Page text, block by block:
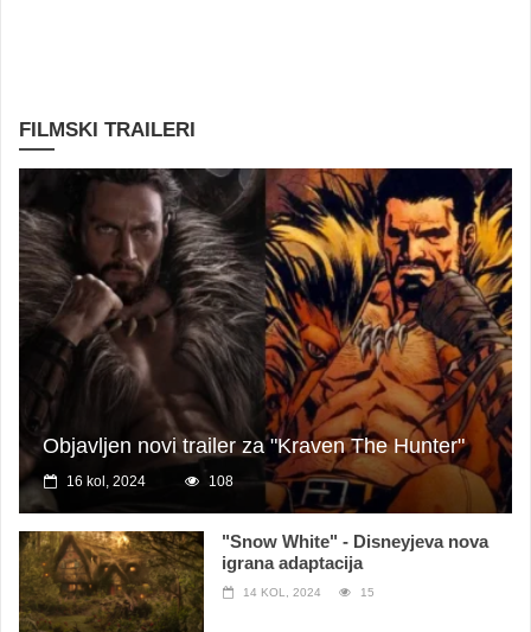
FILMSKI TRAILERI
Objavljen novi trailer za "Kraven The Hunter"
16 kol, 2024 108
"Snow White" - Disneyjeva nova
igrana adaptacija
14 KOL, 2024 15